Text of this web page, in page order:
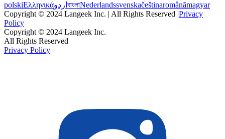
polskiΕλληνικάاردو বাংলাNederlandssvenskačeštinaromânămagyar
Copyright © 2024 Langeek Inc. | All Rights Reserved |Privacy
Policy
Copyright © 2024 Langeek Inc.
All Rights Reserved
Privacy Policy